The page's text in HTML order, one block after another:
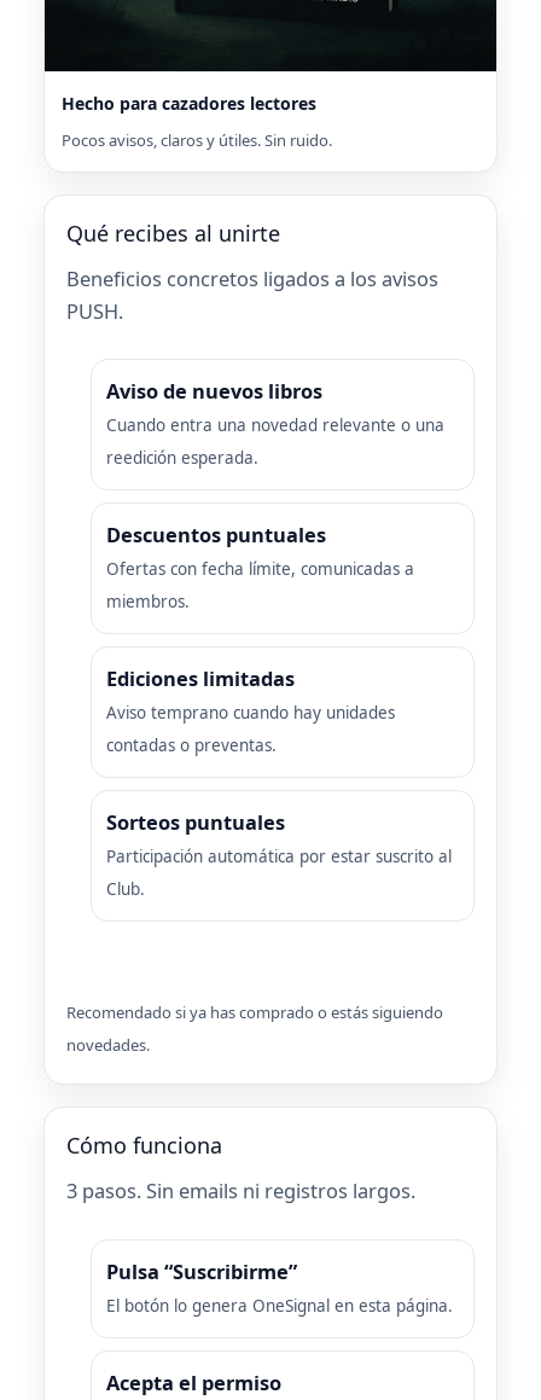
Hecho para cazadores lectores
Pocos avisos, claros y útiles. Sin ruido.
Qué recibes al unirte
Beneficios concretos ligados a los avisos
PUSH.
Aviso de nuevos libros
Cuando entra una novedad relevante o una
reedición esperada.
Descuentos puntuales
Ofertas con fecha límite, comunicadas a
miembros.
Ediciones limitadas
Aviso temprano cuando hay unidades
contadas o preventas.
Sorteos puntuales
Participación automática por estar suscrito al
Club.
Recomendado si ya has comprado o estás siguiendo
novedades.
Cómo funciona
3 pasos. Sin emails ni registros largos.
Pulsa “Suscribirme”
El botón lo genera OneSignal en esta página.
Acepta el permiso